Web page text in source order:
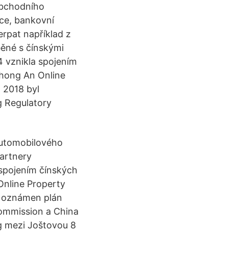
bankovní
například z
s čínskými
vznikla spojením
An Online
2018 byl
Regulatory
čínských
Property
plán
a China
mezi Joštovou 8